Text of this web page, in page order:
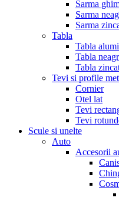
Sarma
Sarma
Sarma
Tabla
Tabla
Tabla
Tabla
Tevi si profile
Cornier
Otel lat
Tevi
Tevi
Scule si unelte
Auto
Accesorii